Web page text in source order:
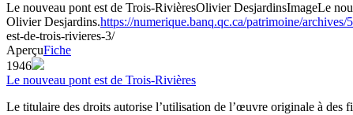
Le nouveau pont est de Trois-RivièresOlivier DesjardinsImageLe
Olivier Desjardins.https://numerique.banq.qc.ca/patrimoine/archives/
est-de-trois-rivieres-3/
AperçuFiche
1946
Le nouveau pont est de Trois-Rivières
Le titulaire des droits autorise l’utilisation de l’œuvre originale à des